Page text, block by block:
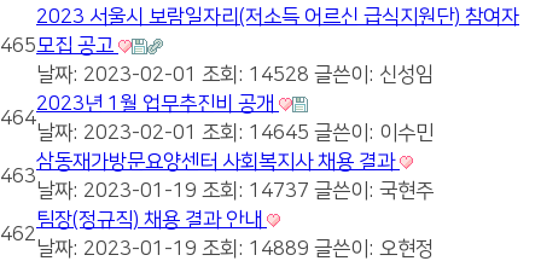
465
2023 서울시 보람일자리(저소득 어르신 급식지원단) 참여자
모집 공고
날짜: 2023-02-01 조회: 14528 글쓴이: 신성임
464
2023년 1월 업무추진비 공개
날짜: 2023-02-01 조회: 14645 글쓴이: 이수민
463
삼동재가방문요양센터 사회복지사 채용 결과
날짜: 2023-01-19 조회: 14737 글쓴이: 국현주
462
팀장(정규직) 채용 결과 안내
날짜: 2023-01-19 조회: 14889 글쓴이: 오현정